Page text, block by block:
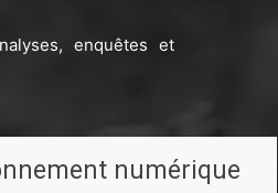
enquêtes et
numérique